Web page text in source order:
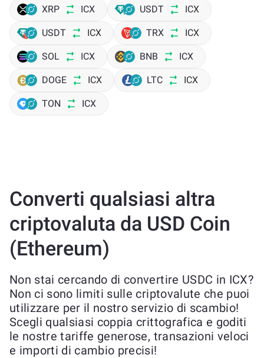
XRP ICX USDT ICX
USDT ICX TRX ICX
SOL ICX BNB ICX
DOGE ICX LTC ICX
TON ICX
Converti qualsiasi altra
criptovaluta da USD Coin
(Ethereum)
Non stai cercando di convertire USDC in ICX?
Non ci sono limiti sulle criptovalute che puoi
utilizzare per il nostro servizio di scambio!
Scegli qualsiasi coppia crittografica e goditi
le nostre tariffe generose, transazioni veloci
e importi di cambio precisi!